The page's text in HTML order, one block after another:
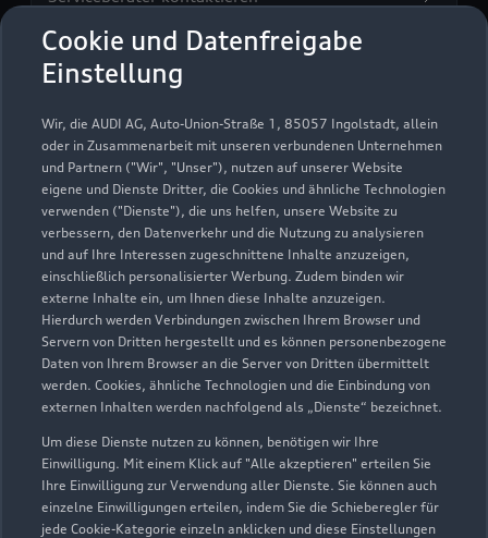
Cookie und Datenfreigabe
Einstellung
Wir, die AUDI AG, Auto-Union-Straße 1, 85057 Ingolstadt, allein
oder in Zusammenarbeit mit unseren verbundenen Unternehmen
und Partnern ("Wir", "Unser"), nutzen auf unserer Website
eigene und Dienste Dritter, die Cookies und ähnliche Technologien
verwenden ("Dienste"), die uns helfen, unsere Website zu
verbessern, den Datenverkehr und die Nutzung zu analysieren
und auf Ihre Interessen zugeschnittene Inhalte anzuzeigen,
einschließlich personalisierter Werbung. Zudem binden wir
externe Inhalte ein, um Ihnen diese Inhalte anzuzeigen.
Hierdurch werden Verbindungen zwischen Ihrem Browser und
Servern von Dritten hergestellt und es können personenbezogene
Daten von Ihrem Browser an die Server von Dritten übermittelt
werden. Cookies, ähnliche Technologien und die Einbindung von
externen Inhalten werden nachfolgend als „Dienste“ bezeichnet.
Um diese Dienste nutzen zu können, benötigen wir Ihre
Einwilligung. Mit einem Klick auf "Alle akzeptieren" erteilen Sie
Ihre Einwilligung zur Verwendung aller Dienste. Sie können auch
einzelne Einwilligungen erteilen, indem Sie die Schieberegler für
jede Cookie-Kategorie einzeln anklicken und diese Einstellungen
Auto Kofler GmbH
Servicepartner e-tron